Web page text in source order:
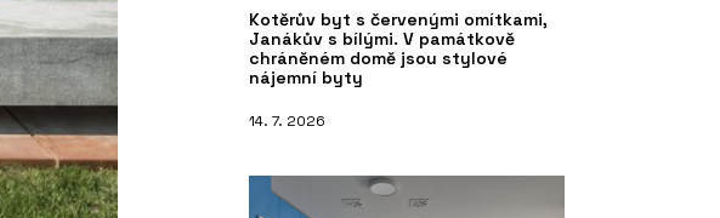
Kotěrův byt s červenými omítkami,
Janákův s bílými. V památkově
chráněném domě jsou stylové
nájemní byty
14. 7. 2026